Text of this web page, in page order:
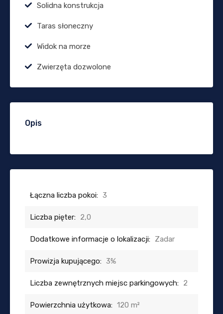
Solidna konstrukcja
Taras słoneczny
Widok na morze
Zwierzęta dozwolone
Opis
Łączna liczba pokoi: 3
Liczba pięter: 2,0
Dodatkowe informacje o lokalizacji: Zadar
Prowizja kupującego: 3%
Liczba zewnętrznych miejsc parkingowych: 2
Powierzchnia użytkowa: 120 m²